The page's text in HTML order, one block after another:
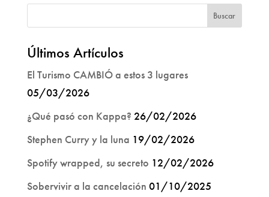
Últimos Artículos
El Turismo CAMBIÓ a estos 3 lugares
05/03/2026
¿Qué pasó con Kappa? 26/02/2026
Stephen Curry y la luna 19/02/2026
Spotify wrapped, su secreto 12/02/2026
Sobervivir a la cancelación 01/10/2025